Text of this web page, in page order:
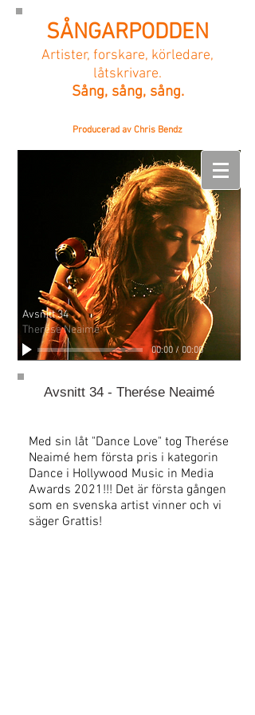
SÅNGARPODDEN
Artister, forskare, körledare,
låtskrivare.
Sång, sång, sång.
Producerad av Chris Bendz
Avsnitt 34
Therése Neaimé
00:00/00:00
Avsnitt 34 - Therése Neaimé
Med sin låt "Dance Love" tog Therése
Neaimé hem första pris i kategorin
Dance i Hollywood Music in Media
Awards 2021!!! Det är första gången
som en svenska artist vinner och vi
säger Grattis!